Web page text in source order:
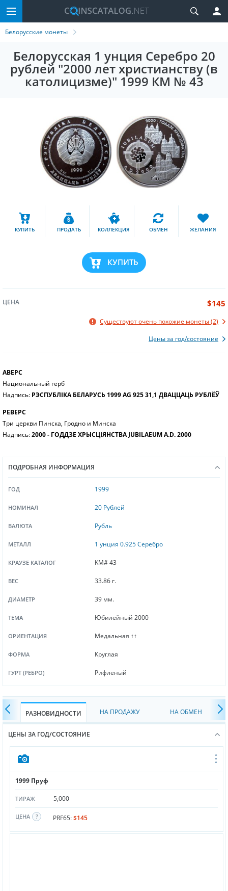
Белорусские монеты
Белорусская 1 унция Серебро 20
рублей "2000 лет христианству (в
католицизме)" 1999 КМ № 43
КУПИТЬ ПРОДАТЬ КОЛЛЕКЦИЯ ОБМЕН ЖЕЛАНИЯ
КУПИТЬ
ЦЕНА $145
Существуют очень похожие монеты (2)
Цены за год/состояние
АВЕРС
Национальный герб
Надпись: РЭСПУБЛІКА БЕЛАРУСЬ 1999 AG 925 31,1 ДВАЦЦАЦЬ РУБЛЁЎ
РЕВЕРС
Три церкви Пинска, Гродно и Минска
Надпись:2000 - ГОДДЗЕ ХРЫСЦІЯНСТВА JUBILAEUM A.D. 2000
ПОДРОБНАЯ ИНФОРМАЦИЯ
ГОД 1999
НОМИНАЛ 20 Рублей
ВАЛЮТА Рубль
МЕТАЛЛ 1 унция 0.925 Серебро
КРАУЗЕ КАТАЛОГ KM# 43
ВЕС 33.86 г.
ДИАМЕТР 39 мм.
ТЕМА Юбилейный 2000
ОРИЕНТАЦИЯ Медальная ↑↑
ФОРМА Круглая
ГУРТ (РЕБРО) Рифленый
РАЗНОВИДНОСТИ НА ПРОДАЖУ НА ОБМЕН
ЦЕНЫ ЗА ГОД/СОСТОЯНИЕ
1999 Пруф
ТИРАЖ 5,000
ЦЕНА PRF65:$145